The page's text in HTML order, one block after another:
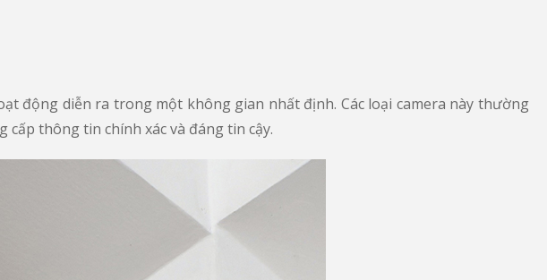
động diễn ra trong một không gian nhất định. Các loại camera này thường
thông tin chính xác và đáng tin cậy.